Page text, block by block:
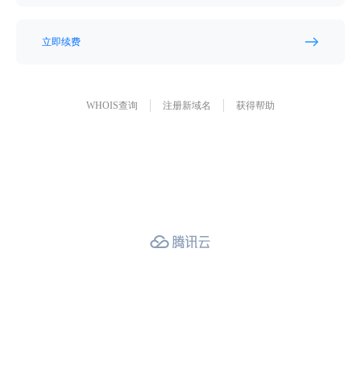
立即续费
WHOIS查询 注册新域名 获得帮助